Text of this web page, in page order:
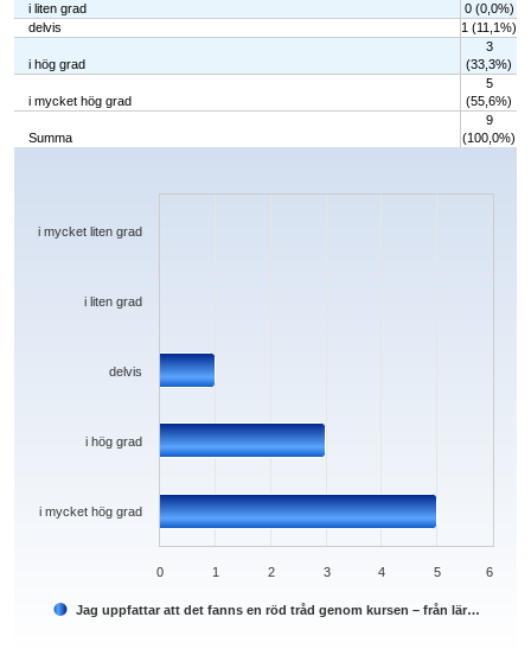
i liten grad
0 (0,0%)
delvis
1 (11,1%)
i hög grad
3
(33,3%)
i mycket hög grad
5
(55,6%)
Summa
9
(100,0%)
Chart
The chart has 1 X axis displaying categories.
Jag uppfattar att det fanns en röd tråd genom kursen – från lär…
i mycket hög grad
i hög grad
delvis
i liten grad
i mycket liten grad
0 1 2 3 4 5 6